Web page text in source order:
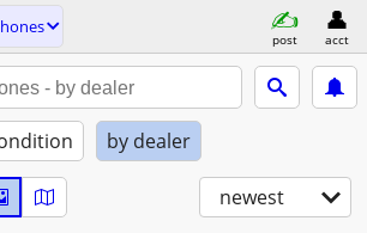
post acct
by dealer
newest